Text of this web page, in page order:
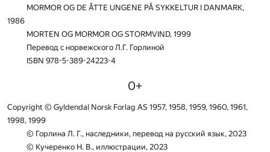
MORMOR OG DE ÅTTE UNGENE PÅ SYKKELTUR I DANMARK,
1986
MORTEN OG MORMOR OG STORMVIND, 1999
Перевод с норвежского Л.Г. Горлиной
ISBN 978-5-389-24223-4
0+
Copyright © Gyldendal Norsk Forlag AS 1957, 1958, 1959, 1960, 1961,
1998, 1999
© Горлина Л. Г., наследники, перевод на русский язык, 2023
© Кучеренко Н. В., иллюстрации, 2023